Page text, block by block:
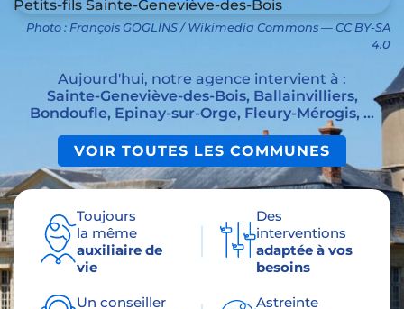
Photo : François GOGLINS / Wikimedia Commons — CC BY-SA
4.0
Aujourd'hui, notre agence intervient à :
Sainte-Geneviève-des-Bois, Ballainvilliers,
Bondoufle, Epinay-sur-Orge, Fleury-Mérogis, ...
VOIR TOUTES LES COMMUNES
Toujours
la même
auxiliaire de
vie
Des
interventions
adaptée à vos
besoins
Un conseiller
Astreinte